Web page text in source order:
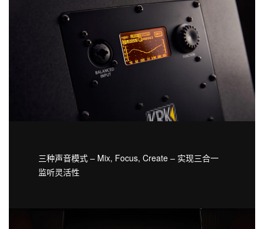
三种声音模式 – Mix, Focus, Create – 实现三合一
监听灵活性